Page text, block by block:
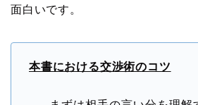
面白いです。
本書における交渉術のコツ